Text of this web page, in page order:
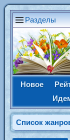
Разделы
Новое
Список